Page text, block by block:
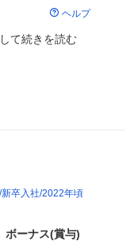
ヘルプ
して続きを読む
新卒入社 2022年頃
ボーナス(賞与)